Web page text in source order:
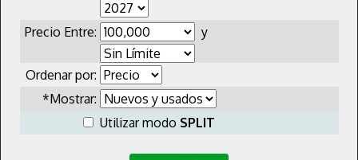
Precio Entre: y
Ordenar por:
*Mostrar:
Utilizar modo SPLIT